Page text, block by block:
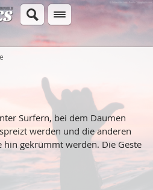
Surfern, bei dem Daumen
werden und die anderen
hin gekrümmt werden. Die Geste